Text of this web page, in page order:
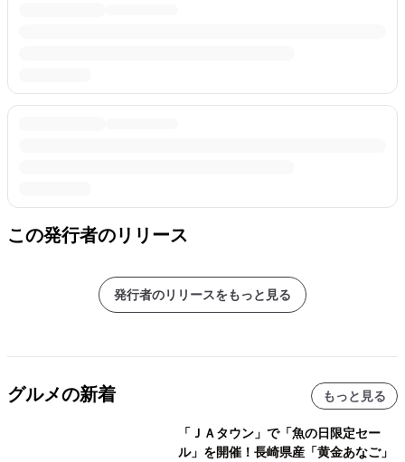
この発行者のリリース
発行者のリリースをもっと見る
グルメの新着 もっと見る
「ＪＡタウン」で「魚の日限定セー
ル」を開催！長崎県産「黄金あなご」